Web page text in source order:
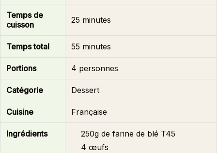
Temps de
cuisson
25 minutes
Temps total 55 minutes
Portions 4 personnes
Catégorie Dessert
Cuisine Française
Ingrédients
250g de farine de blé T45
4 œufs